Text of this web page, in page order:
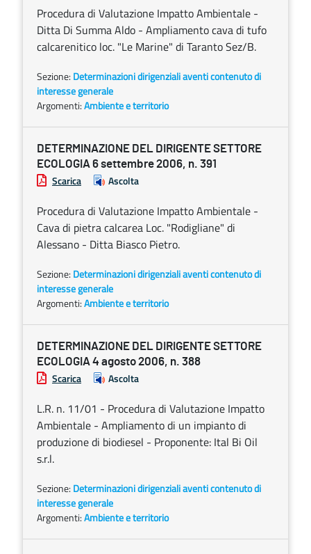
Procedura di Valutazione Impatto Ambientale -
Ditta Di Summa Aldo - Ampliamento cava di tufo
calcarenitico loc. "Le Marine" di Taranto Sez/B.
Sezione: Determinazioni dirigenziali aventi contenuto di
interesse generale
Argomenti:Ambiente e territorio
DETERMINAZIONE DEL DIRIGENTE SETTORE
ECOLOGIA 6 settembre 2006, n. 391
Scarica Ascolta
Procedura di Valutazione Impatto Ambientale -
Cava di pietra calcarea Loc. "Rodigliane" di
Alessano - Ditta Biasco Pietro.
Sezione: Determinazioni dirigenziali aventi contenuto di
interesse generale
Argomenti:Ambiente e territorio
DETERMINAZIONE DEL DIRIGENTE SETTORE
ECOLOGIA 4 agosto 2006, n. 388
Scarica Ascolta
L.R. n. 11/01 - Procedura di Valutazione Impatto
Ambientale - Ampliamento di un impianto di
produzione di biodiesel - Proponente: Ital Bi Oil
s.r.l.
Sezione: Determinazioni dirigenziali aventi contenuto di
interesse generale
Argomenti:Ambiente e territorio